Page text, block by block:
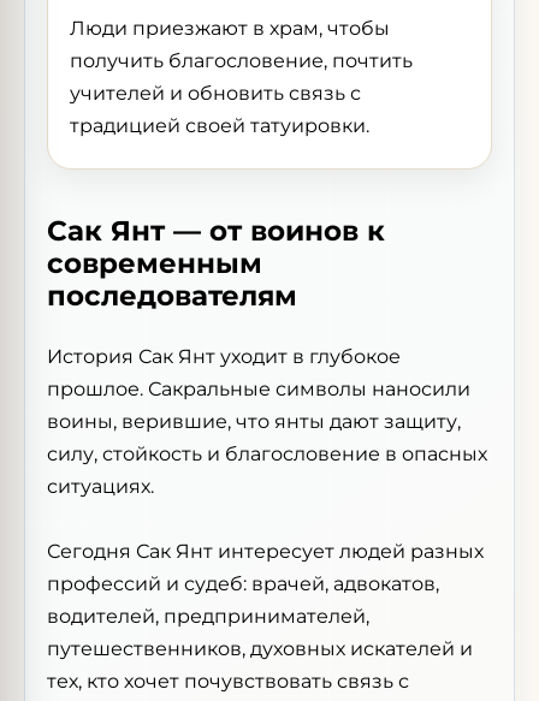
Люди приезжают в храм, чтобы
получить благословение, почтить
учителей и обновить связь с
традицией своей татуировки.
Сак Янт — от воинов к
современным
последователям
История Сак Янт уходит в глубокое
прошлое. Сакральные символы наносили
воины, верившие, что янты дают защиту,
силу, стойкость и благословение в опасных
ситуациях.
Сегодня Сак Янт интересует людей разных
профессий и судеб: врачей, адвокатов,
водителей, предпринимателей,
путешественников, духовных искателей и
тех, кто хочет почувствовать связь с